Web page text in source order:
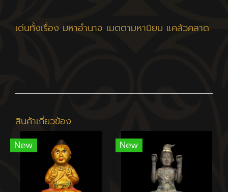
เด่นทั้งเรื่อง มหาอำนาจ เมตตามหานิยม แคล้วคลาด
สินค้าเกี่ยวข้อง
New
New